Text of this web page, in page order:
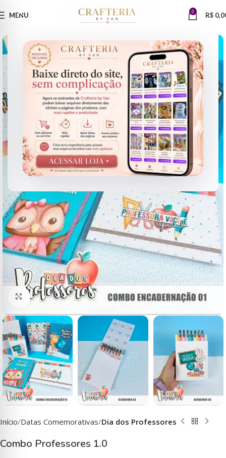
MENU 0 R$
Clique para ampliar
Início Datas Comemorativas Dia dos Professores
Combo Professores 1.0